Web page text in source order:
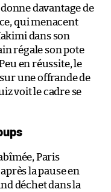
davantage de
qui menacent
dans son
régale son pote
en réussite, le
une offrande de
voit le cadre se
Paris
la pause en
déchet dans la